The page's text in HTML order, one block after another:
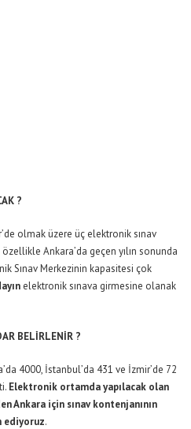
?
olmak üzere üç elektronik sınav
Ankara’da geçen yılın sonunda
Sınav Merkezinin kapasitesi çok
elektronik sınava girmesine olanak
BELİRLENİR ?
4000, İstanbul’da 431 ve İzmir’de 72
Elektronik ortamda yapılacak olan
Ankara için sınav kontenjanının
ediyoruz.